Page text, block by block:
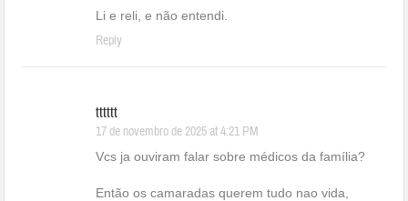
Li e reli, e não entendi.
Reply
tttttt
17 de novembro de 2025 at 4:21 PM
Vcs ja ouviram falar sobre médicos da família?
Então os camaradas querem tudo nao vida,